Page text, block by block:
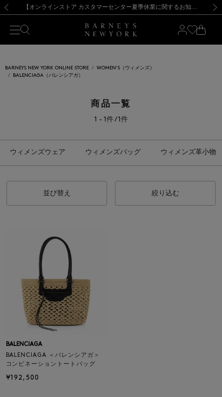
新規登録のお客様も対象！＜MY BARNEYS＞会員のお客様は11,000円（税込）以上のお買上げで常時送料無料！お買い物の際は会員登録を！
【夏季休業に伴う出荷一時停止のお知らせ】(2026.8.7) 【オンラインストア カスタマーセンター夏季休業に関するお知らせ】（2026.8.7）
【夏季休業に伴う返品・交換承り一時停止のお知らせ】（2026.8.5）
熊本県を中心とした地震の影響によるお荷物のお届けについて
【開催中】SUMMER SALEのご案内・ご注意事項 新規登録のお客様も対象！＜MY BARNEYS＞会員のお客様は11,000円（税込）以上のお買上げで常時送料無料！お買い物の際は会員登録を！
【夏季休業に伴う出荷一時停止のお知らせ】(2026.8.7)
BARNEYS NEW YORK ONLINE STORE
WOMEN'S（ウィメンズ）
BALENCIAGA（バレンシアガ）
商品一覧
1 - 1件 / 1件
ウィメンズウェア ウィメンズバッグ ウィメンズ革小物
並び替え 絞り込む
BALENCIAGA
BALENCIAGA ＜バレンシアガ＞
コンビネーショントートバッグ
¥192,500